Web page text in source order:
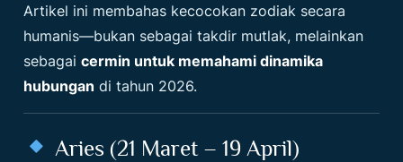
Artikel ini membahas kecocokan zodiak secara
humanis—bukan sebagai takdir mutlak, melainkan
sebagaicermin untuk memahami dinamika
hubungan di tahun 2026.
Aries (21 Maret – 19 April)